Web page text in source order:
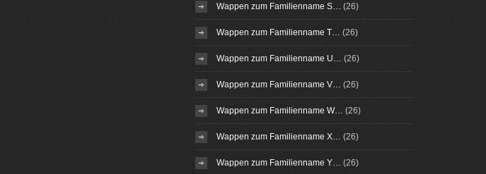
Wappen zum Familienname S… (26)
Wappen zum Familienname T… (26)
Wappen zum Familienname U… (26)
Wappen zum Familienname V… (26)
Wappen zum Familienname W… (26)
Wappen zum Familienname X… (26)
Wappen zum Familienname Y… (26)